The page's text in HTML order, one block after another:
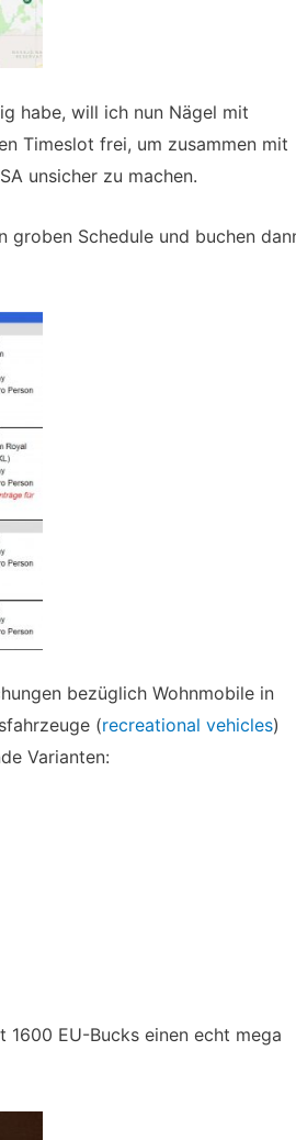
habe, will ich nun Nägel mit
Timeslot frei, um zusammen mit
unsicher zu machen.
groben Schedule und buchen
bezüglich Wohnmobile in
(recreational vehicles)
Varianten:
EU-Bucks einen echt mega